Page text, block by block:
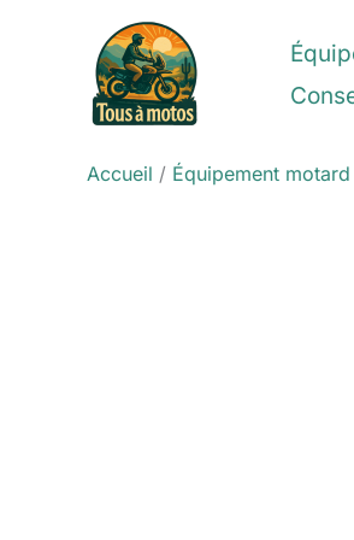
Accueil Équipement motard